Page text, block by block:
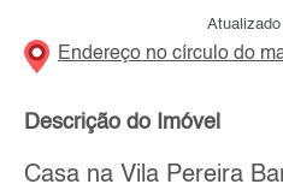
Endereço no círculo do
Descrição do Imóvel
Casa na Vila Pereira